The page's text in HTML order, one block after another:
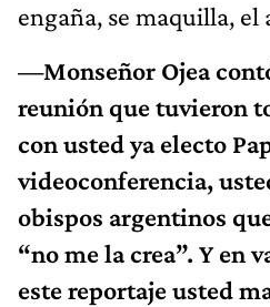
engaña, se maquilla, el
—Monseñor Ojea
reunión que tuvieron
con usted ya electo
videoconferencia,
obispos argentinos
“no me la crea”. Y en
este reportaje usted